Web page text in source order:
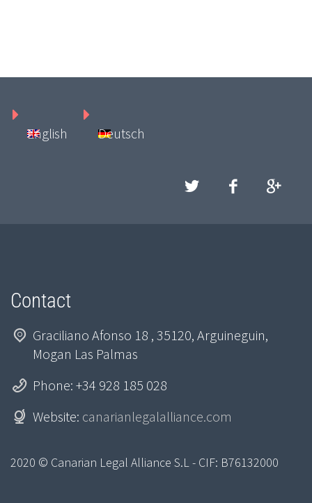
English Deutsch
Contact
Graciliano Afonso 18 , 35120, Arguineguin,
Mogan Las Palmas
Phone: +34 928 185 028
Website: canarianlegalalliance.com
2020 © Canarian Legal Alliance S.L - CIF: B76132000